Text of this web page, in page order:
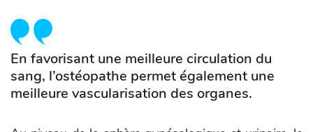
En favorisant une meilleure circulation du
sang, l’ostéopathe permet également une
meilleure vascularisation des organes.